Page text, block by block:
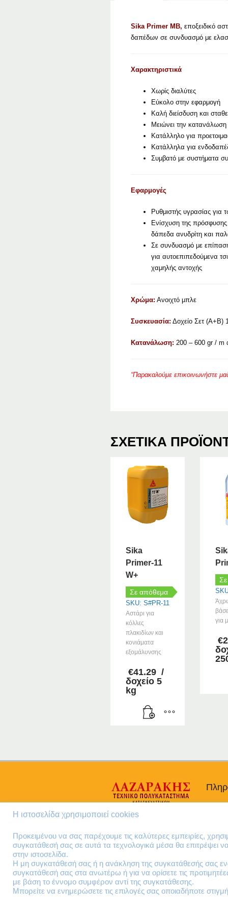
Sika Primer MB, εποξειδικό
δαπέδων σε συνδυασμό με
Χαρακτηριστικά
Χωρίς διαλύτες
Εύκολο στην εφαρμογή
Καλή διείσδυση και
Μειώνει την κατανάλωση
Κατάλληλο για
Κατάλληλα για
Συμβατό με συστήματα
Εφαρμογές
Ρυθμιστής υγρασίας για
Ενίσχυση της
δάπεδα ανυδρίτη και
Σε συνδυασμό με
για αυτοεπιπεδούμενα
χαμηλής αντοχής
Χρώμα: Ανοιχτό μπλε
Συσκευασία: Δοχείο Σετ
Κατανάλωση: 200 – 600 gr / m
“Παρακαλούμε επικοινωνήστε
ΣΧΕΤΙΚΆ
Sika
Primer-11
W+
Σε απόθεμα
SKU: S#PR-11
Αστάρι για
κόλλες
πλακιδίων και
κονιάματα
εξομάλυνσης
€41.29 /
δοχείο 5
kg
για
€
Η ιστοσελίδα χρησιμοποιεί cookies
Προκειμένου να σας παρέχουμε τις καλύτερες εμπειρίες,
συγκατάθεσή σας σε αυτά τα τεχνολογικά μέσα θα επιτρέψει
στην ιστοσελίδα.
Η μη συγκατάθεσή σας ή η ανάκληση της συγκατάθεσής σας
συγκατάθεσή σας στα ανωτέρω ή για να ορίσετε τις
με βάση το έννομο συμφέρον αντί της συγκατάθεσης.
Μπορείτε να ενημερώσετε τις επιλογές σας οποιαδήποτε